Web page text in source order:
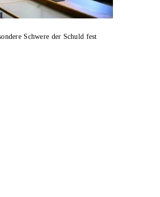
Schwere der Schuld fest